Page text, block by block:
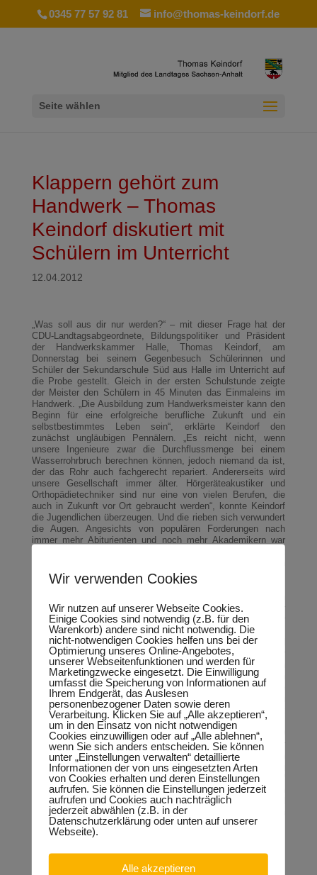
0345 77 57 92 81 info@thomas-keindorf.de
Seite wählen
Klappern gehört zum
Handwerk – Thomas
Keindorf diskutiert mit
Schülern im Unterricht
12.04.2012
„Was soll aus dir nur werden?“ – mit dieser Frage hat der
CDU-Landtagsabgeordnete, Bildungspolitiker und Präsident
der Handwerkskammer Halle, Thomas Keindorf, am
Donnerstag bei seinem Gegenbesuch Schülerinnen und
Schüler der Sekundarschule Süd aus Halle im Unterricht auf
die Probe gestellt. Gleich in der ersten Schulstunde zeigte
der Meister den Schülern in 45 Minuten das Einmaleins im
Handwerk. „Die Ausbildung zum Handwerksmeister kann den
Beginn für eine erfolgreiche berufliche Zukunft und ein
selbstbestimmtes Leben sein“, erklärte Keindorf den
zunächst ungläubigen Pennälern. „Es reicht nicht, wenn
unsere Ingenieure zwar die Durchflussmenge bei einem
Wasserrohrbruch berechnen können, jedoch niemand da ist,
der das Rohr auch fachgerecht repariert. Andererseits wird
unsere Gesellschaft immer älter. Hörgeräteakustiker und
Orthopädietechniker sind nur eine von vielen Berufen, die
auch in Zukunft vor Ort gebraucht werden“, konnte Keindorf
die Jugendlichen überzeugen. Und die rieben sich verwundert
die Augen. Angesichts von populären Forderungen nach
immer mehr Abiturienten und noch mehr Akademikern war
Kneissl: „Ich freue mich, wenn Handwerk und Politik auf uns
zukommen“.
Fachkräftenachwuchs zu sichern. Der anhaltende Trend zur
Höherqualifizierung verschärft die Rekrutierungsprobleme der
Betriebe. „Die Wirtschaft muss stärker in die Schulen rein.
Eine systematische Berufsvorbereitung und
Berufsorientierung an Schulen sind der Schlüssel zur
Fachkräftegewinnung in Sachsen-Anhalt. In den
Sekundarschulen lernen die qualifizierten Fachkräfte von
morgen. Diese gilt es – neben Abiturienten – für eine
anspruchsvolle Berufsausbildung in einem Betrieb zu
gewinnen. Der Weg zu einem anschließenden Studium bleibt
ausdrücklich offen“, so der Kammerpräsident.
Bereits im März konnten sich Schüler der Klassenstufen 9
und 10 der Sekundarschule Süd einen Eindruck von der
Arbeit des Bildungspolitikers im Landtag verschaffen. „Ich
habe die berufliche Bildung stets als von der Landesregierung
vernachlässigt angesehen“, erklärt Keindorf “seinen“
aufmerksamen Schülern. Das soll sich jetzt ändern. „Mein
Dank geht auch an Ministerpräsident Reiner Haseloff und
Innenminister Holger Stahlknecht, die sich mit mir den Fragen
der Schüler gestellt haben“, so Keindorf abschließend.
Wir verwenden Cookies
Wir nutzen auf unserer Webseite Cookies.
Einige Cookies sind notwendig (z.B. für den
Warenkorb) andere sind nicht notwendig. Die
nicht-notwendigen Cookies helfen uns bei der
Optimierung unseres Online-Angebotes,
unserer Webseitenfunktionen und werden für
Marketingzwecke eingesetzt. Die Einwilligung
umfasst die Speicherung von Informationen auf
Ihrem Endgerät, das Auslesen
personenbezogener Daten sowie deren
Verarbeitung. Klicken Sie auf „Alle akzeptieren“,
um in den Einsatz von nicht notwendigen
Cookies einzuwilligen oder auf „Alle ablehnen“,
wenn Sie sich anders entscheiden. Sie können
unter „Einstellungen verwalten“ detaillierte
Informationen der von uns eingesetzten Arten
von Cookies erhalten und deren Einstellungen
aufrufen. Sie können die Einstellungen jederzeit
aufrufen und Cookies auch nachträglich
jederzeit abwählen (z.B. in der
Datenschutzerklärung oder unten auf unserer
Webseite).
Alle akzeptieren